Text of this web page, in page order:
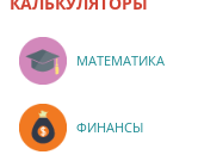
МАТЕМАТИКА
ФИНАНСЫ